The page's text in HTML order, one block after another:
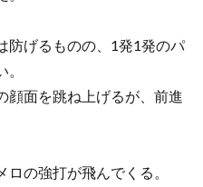
防げるものの、1発1発のパ
顔面を跳ね上げるが、前進
の強打が飛んでくる。